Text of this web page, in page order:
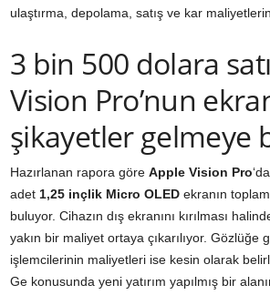
ulaştırma, depolama, satış ve kar
3 bin 500 dolara
Vision Pro’nun
şikayetler gelmeye
Hazırlanan rapora göre Apple Vision Pro
adet 1,25 inçlik Micro OLED ekranın
buluyor. Cihazın dış ekranını kırılması
yakın bir maliyet ortaya çıkarılıyor. Gözlüğe
işlemcilerinin maliyetleri ise kesin olarak
Ge konusunda yeni yatırım yapılmış bir